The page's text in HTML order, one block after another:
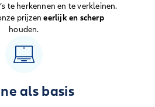
te herkennen en te verkleinen.
prijzeneerlijk en scherp
houden.
als basis